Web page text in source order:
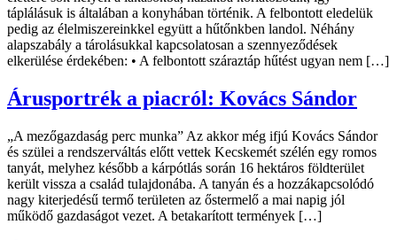
táplálásuk is általában a konyhában történik. A felbontott eledelük
pedig az élelmiszereinkkel együtt a hűtőnkben landol. Néhány
alapszabály a tárolásukkal kapcsolatosan a szennyeződések
elkerülése érdekében: • A felbontott száraztáp hűtést ugyan nem […]
Árusportrék a piacról: Kovács Sándor
„A mezőgazdaság perc munka” Az akkor még ifjú Kovács Sándor
és szülei a rendszerváltás előtt vettek Kecskemét szélén egy romos
tanyát, melyhez később a kárpótlás során 16 hektáros földterület
került vissza a család tulajdonába. A tanyán és a hozzákapcsolódó
nagy kiterjedésű termő területen az őstermelő a mai napig jól
működő gazdaságot vezet. A betakarított termények […]